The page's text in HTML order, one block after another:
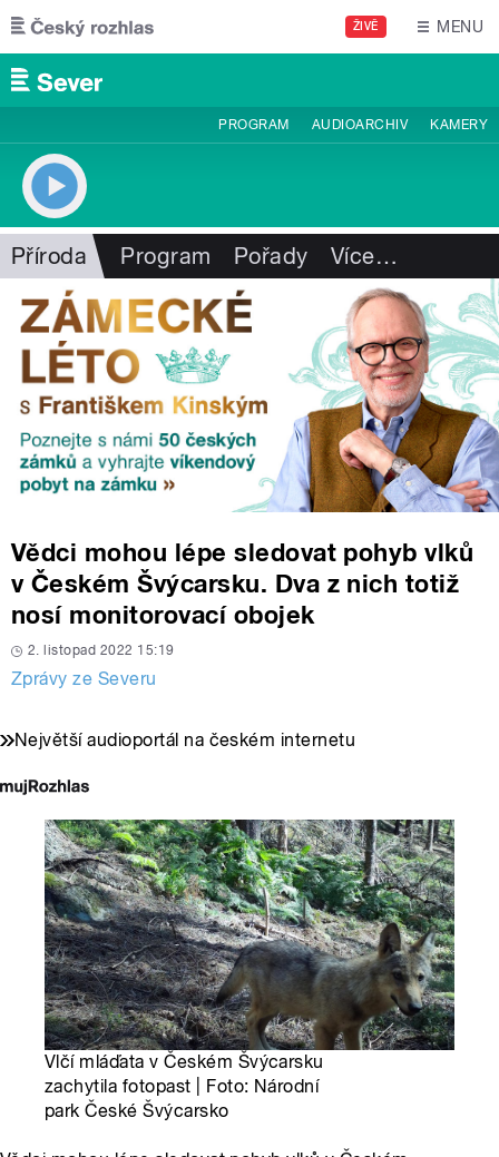
Přejít k hlavnímu obsahu
ŽIVĚ MENU
PROGRAM AUDIOARCHIV KAMERY
Příroda Program Pořady Více…
Vědci mohou lépe sledovat pohyb vlků
v Českém Švýcarsku. Dva z nich totiž
nosí monitorovací obojek
2. listopad 2022 15:19
Zprávy ze Severu
Největší audioportál na českém internetu
Vlčí mláďata v Českém Švýcarsku
zachytila fotopast | Foto: Národní
park České Švýcarsko